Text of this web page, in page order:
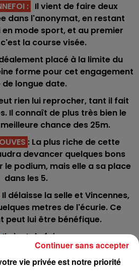
: Il vient de faire deux
dans l'anonymat, en restant
mode sport, et au premier
la course visée.
placé à la limite du
forme pour cet engagement
de longue date.
rien lui reprocher, tant il fait
Il connaît de plus très bien le
chance des 25m.
: La plus riche de cette
devancer quelques bons
le podium, mais elle a sa place
dans les 5.
Il délaisse la selle et Vincennes,
metres de l'écurie. Ce
peut lui être bénéfique.
Il vient de faire une course pour
beaucoup à ce tarif là, il
un accessit
vie privée est notre priorité
Continuer sans accepter